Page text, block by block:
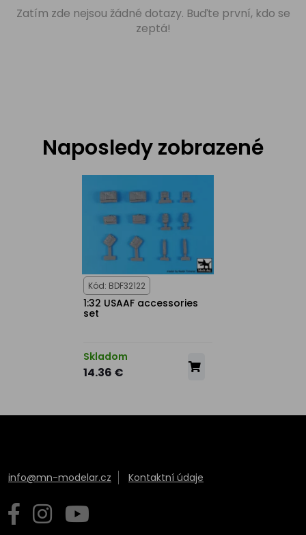
Zatím zde nejsou žádné dotazy. Buďte první, kdo se
zeptá!
Naposledy zobrazené
Kód: BDF32122
1:32 USAAF accessories
set
Skladom
14.36 €
info@mn-modelar.cz Kontaktní údaje